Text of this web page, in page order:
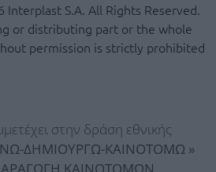
Interplast S.A. All Rights Reserved.
or distributing part or the whole
permission is strictly prohibited
στην δράση εθνικής
ΔΗΜΙΟΥΡΓΩ-ΚΑΙΝΟΤΟΜΩ »